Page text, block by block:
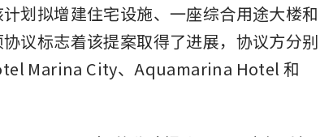
划拟增建住宅设施、一座综合用途大楼和
议标志着该提案取得了进展，协议方分别
Marina City、Aquamarina Hotel 和